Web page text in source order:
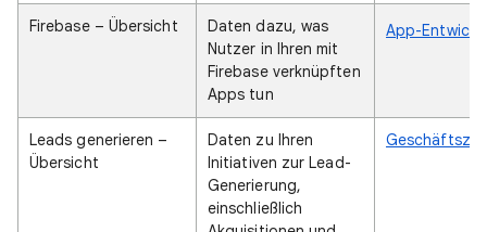
Firebase – Übersicht
Daten dazu, was
Nutzer in Ihren mit
Firebase verknüpften
Apps tun
App-
Leads generieren –
Übersicht
Daten zu Ihren
Initiativen zur Lead-
Generierung,
einschließlich